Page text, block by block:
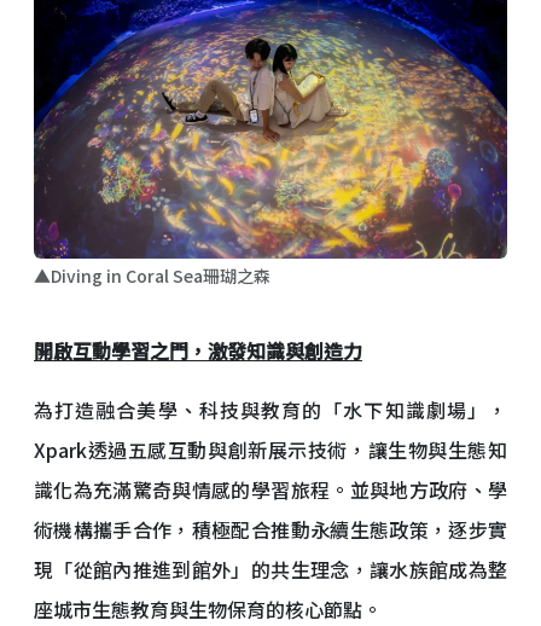
▲Diving in Coral Sea珊瑚之森
開啟互動學習之門，激發知識與創造力
為打造融合美學、科技與教育的「水下知識劇場」，
Xpark透過五感互動與創新展示技術，讓生物與生態知
識化為充滿驚奇與情感的學習旅程。並與地方政府、學
術機構攜手合作，積極配合推動永續生態政策，逐步實
現「從館內推進到館外」的共生理念，讓水族館成為整
座城市生態教育與生物保育的核心節點。